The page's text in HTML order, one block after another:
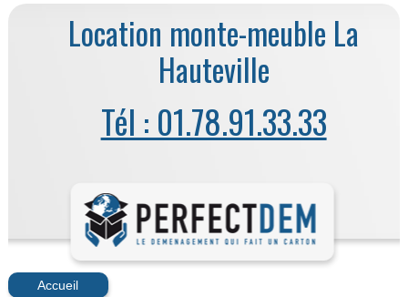
Location monte-meuble La
Hauteville
Tél : 01.78.91.33.33
Accueil